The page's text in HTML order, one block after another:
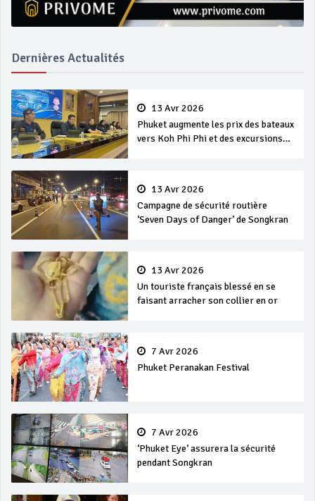
Dernières Actualités
13 Avr 2026
Phuket augmente les prix des bateaux
vers Koh Phi Phi et des excursions
13 Avr 2026
Campagne de sécurité routière
‘Seven Days of Danger’ de Songkran
13 Avr 2026
Un touriste français blessé en se
faisant arracher son collier en or
7 Avr 2026
Phuket Peranakan Festival
7 Avr 2026
‘Phuket Eye’ assurera la sécurité
pendant Songkran